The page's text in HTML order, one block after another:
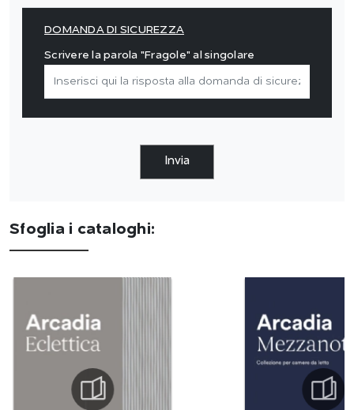
DOMANDA DI SICUREZZA
Scrivere la parola "Fragole" al singolare
Invia
Sfoglia i cataloghi: